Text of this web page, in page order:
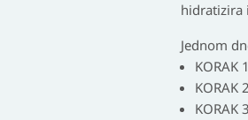
hidratizira
Jednom
KORAK 1
KORAK 2
KORAK 3